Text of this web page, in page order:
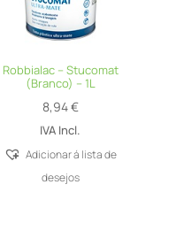
Robbialac – Stucomat
(Branco) – 1L
8,94€
IVA Incl.
Adicionar á lista de
desejos